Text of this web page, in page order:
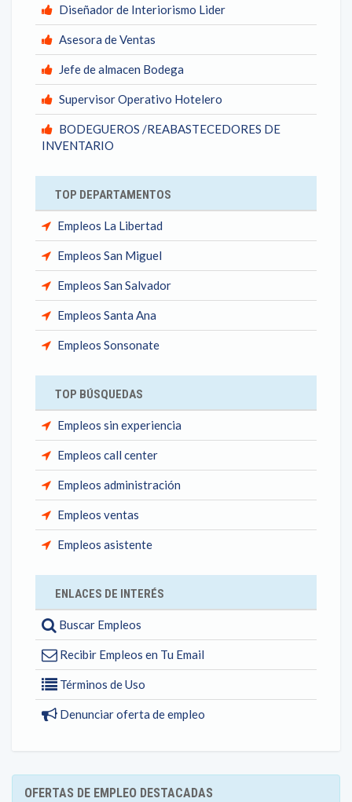
Diseñador de Interiorismo Lider
Asesora de Ventas
Jefe de almacen Bodega
Supervisor Operativo Hotelero
BODEGUEROS /REABASTECEDORES DE
INVENTARIO
TOP DEPARTAMENTOS
Empleos La Libertad
Empleos San Miguel
Empleos San Salvador
Empleos Santa Ana
Empleos Sonsonate
TOP BÚSQUEDAS
Empleos sin experiencia
Empleos call center
Empleos administración
Empleos ventas
Empleos asistente
ENLACES DE INTERÉS
Buscar Empleos
Recibir Empleos en Tu Email
Términos de Uso
Denunciar oferta de empleo
OFERTAS DE EMPLEO DESTACADAS